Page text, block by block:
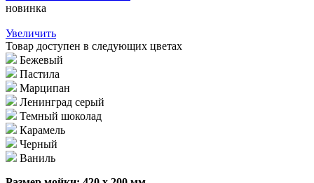
новинка
Увеличить
Товар доступен в следующих цветах
Бежевый
Пастила
Марципан
Ленинград серый
Темный шоколад
Карамель
Черный
Ваниль